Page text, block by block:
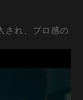
され、プロ感の